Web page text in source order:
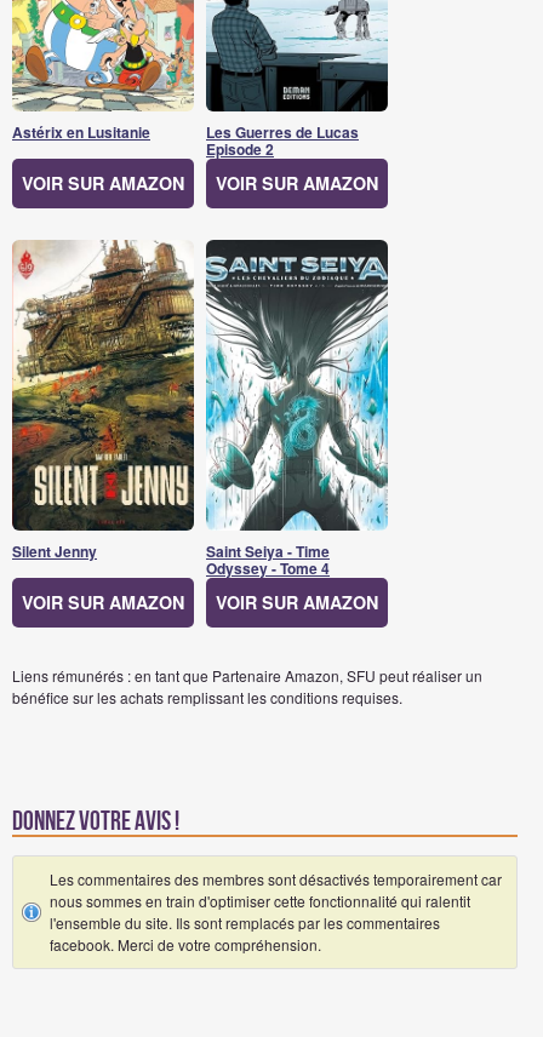
Astérix en Lusitanie
VOIR SUR AMAZON
Les Guerres de Lucas
Episode 2
VOIR SUR AMAZON
Silent Jenny
VOIR SUR AMAZON
Saint Seiya - Time
Odyssey - Tome 4
VOIR SUR AMAZON
Liens rémunérés : en tant que Partenaire Amazon, SFU peut réaliser un
bénéfice sur les achats remplissant les conditions requises.
Donnez votre avis !
Les commentaires des membres sont désactivés temporairement car
nous sommes en train d'optimiser cette fonctionnalité qui ralentit
l'ensemble du site. Ils sont remplacés par les commentaires
facebook. Merci de votre compréhension.